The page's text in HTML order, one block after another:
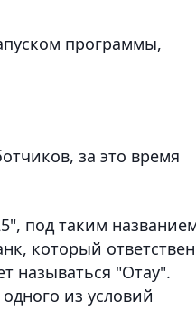
программы,
за это время
под таким
который
называться "Отау".
из условий